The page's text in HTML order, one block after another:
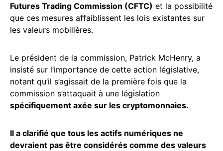
Futures Trading Commission (CFTC) et la possibilité
que ces mesures affaiblissent les lois existantes sur
les valeurs mobilières.
Le président de la commission, Patrick McHenry, a
insisté sur l’importance de cette action législative,
notant qu’il s’agissait de la première fois que la
commission s’attaquait à une législation
spécifiquement axée sur les cryptomonnaies.
Il a clarifié que tous les actifs numériques ne
devraient pas être considérés comme des valeurs